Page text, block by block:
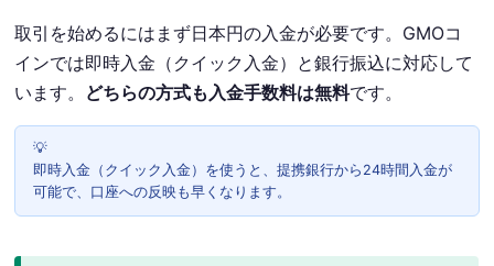
取引を始めるにはまず日本円の入金が必要です。GMOコ
インでは即時入金（クイック入金）と銀行振込に対応して
います。 どちらの方式も入金手数料は無料です。
即時入金（クイック入金）を使うと、提携銀行から24時間入金が
可能で、口座への反映も早くなります。